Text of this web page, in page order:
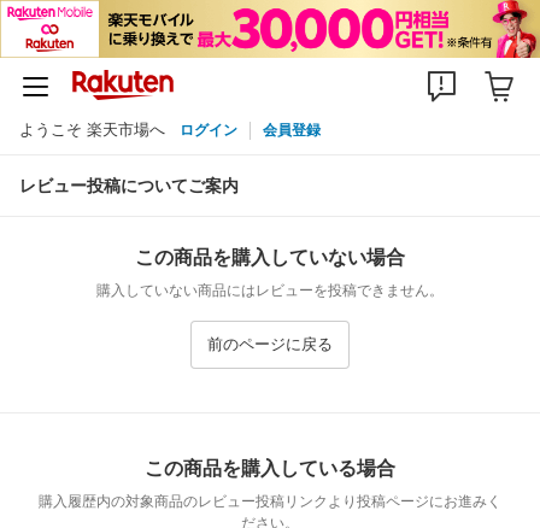
ようこそ 楽天市場へ ログイン 会員登録
レビュー投稿についてご案内
この商品を購入していない場合
購入していない商品にはレビューを投稿できません。
前のページに戻る
この商品を購入している場合
購入履歴内の対象商品のレビュー投稿リンクより投稿ページにお進みく
ださい。